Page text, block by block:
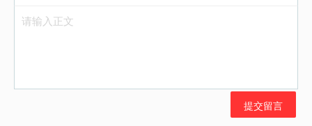
请输入正文
提交留言